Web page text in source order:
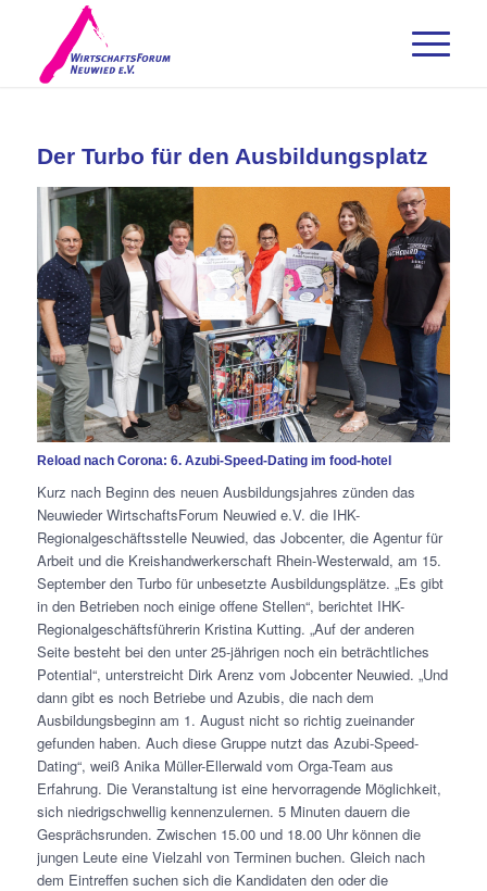
Der Turbo für den Ausbildungsplatz
Reload nach Corona: 6. Azubi-Speed-Dating im food-hotel
Kurz nach Beginn des neuen Ausbildungsjahres zünden das
Neuwieder WirtschaftsForum Neuwied e.V. die IHK-
Regionalgeschäftsstelle Neuwied, das Jobcenter, die Agentur für
Arbeit und die Kreishandwerkerschaft Rhein-Westerwald, am 15.
September den Turbo für unbesetzte Ausbildungsplätze. „Es gibt
in den Betrieben noch einige offene Stellen“, berichtet IHK-
Regionalgeschäftsführerin Kristina Kutting. „Auf der anderen
Seite besteht bei den unter 25-jährigen noch ein beträchtliches
Potential“, unterstreicht Dirk Arenz vom Jobcenter Neuwied. „Und
dann gibt es noch Betriebe und Azubis, die nach dem
Ausbildungsbeginn am 1. August nicht so richtig zueinander
gefunden haben. Auch diese Gruppe nutzt das Azubi-Speed-
Dating“, weiß Anika Müller-Ellerwald vom Orga-Team aus
Erfahrung. Die Veranstaltung ist eine hervorragende Möglichkeit,
sich niedrigschwellig kennenzulernen. 5 Minuten dauern die
Gesprächsrunden. Zwischen 15.00 und 18.00 Uhr können die
jungen Leute eine Vielzahl von Terminen buchen. Gleich nach
dem Eintreffen suchen sich die Kandidaten den oder die